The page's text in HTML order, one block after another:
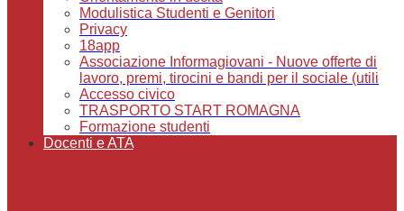
Modulistica Studenti e Genitori
Privacy
18app
Associazione Informagiovani - Nuove offerte di
lavoro, premi, tirocini e bandi per il sociale (utili
Accesso civico
TRASPORTO START ROMAGNA
Formazione studenti
Docenti e ATA